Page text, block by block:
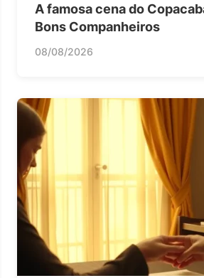
A famosa cena do
Bons Companheiros
08/08/2026